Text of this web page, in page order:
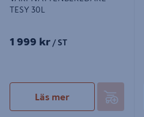
TESY 30L
1 999 kr / ST
Läs mer